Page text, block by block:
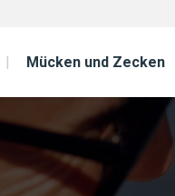
Mücken und Zecken